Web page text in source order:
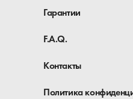
Гарантии
F.A.Q.
Контакты
Политика